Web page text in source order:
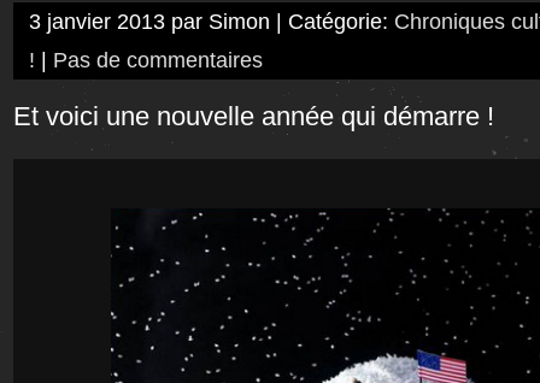
3 janvier 2013 par Simon | Catégorie: Chroniques
!
Pas de commentaires
Et voici une nouvelle année qui démarre !